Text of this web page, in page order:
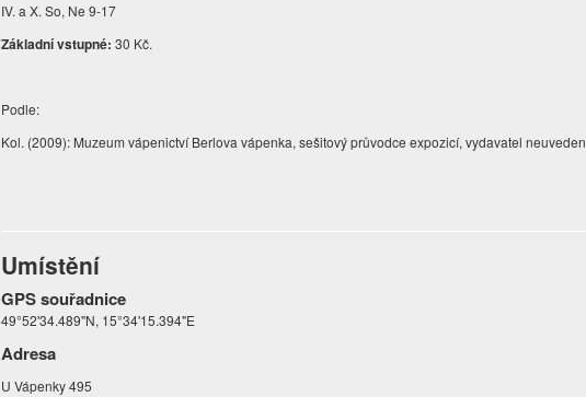
IV. a X. So, Ne 9-17
Základní vstupné:30 Kč.
Podle:
Kol. (2009): Muzeum vápenictví Berlova vápenka, sešitový průvodce expozicí, vydavatel neuveden
Umístění
GPS souřadnice
49°52'34.489"N, 15°34'15.394"E
Adresa
U Vápenky 495